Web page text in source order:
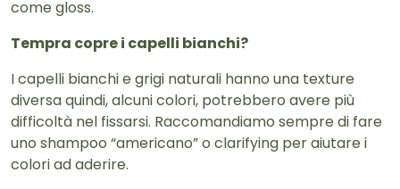
come gloss.
Tempra copre i capelli bianchi?
I capelli bianchi e grigi naturali hanno una texture
diversa quindi, alcuni colori, potrebbero avere più
difficoltà nel fissarsi. Raccomandiamo sempre di fare
uno shampoo “americano” o clarifying per aiutare i
colori ad aderire.